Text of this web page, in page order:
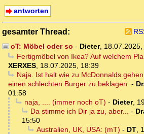
antworten
gesamter Thread:
oT: Möbel oder so - Dieter,
Fertigmöbel von Ikea? Auf welchem
XERXES, 18.07.2025, 18:39
Naja. Ist halt wie zu McDonnalds
einen schlechten Burger zu beklagen. -
01:58
naja, .... (immer noch oT) - Dieter,
Da stimme ich Dir ja zu, aber... -
15:50
Australien, UK, USA: (mT) - DT,